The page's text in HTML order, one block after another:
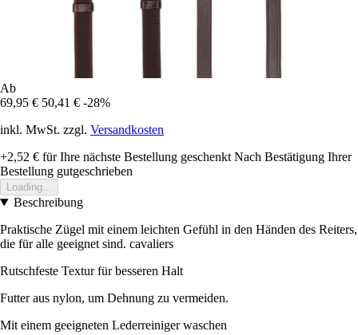
Ab
69,95 € 50,41 € -28%
inkl. MwSt. zzgl. Versandkosten
+2,52 € für Ihre nächste Bestellung geschenkt Nach Bestätigung Ihrer
Bestellung gutgeschrieben
Loading...
Beschreibung
Praktische Zügel mit einem leichten Gefühl in den Händen des Reiters,
die für alle geeignet sind. cavaliers
Rutschfeste Textur für besseren Halt
Futter aus nylon, um Dehnung zu vermeiden.
Mit einem geeigneten Lederreiniger waschen